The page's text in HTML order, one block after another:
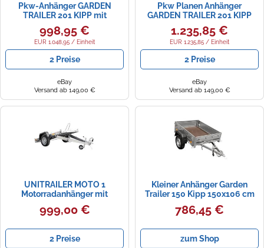
Pkw-Anhänger GARDEN
TRAILER 201 KIPP mit
Stützrad, Hochplane und
Hochspriegel
998,95 €
EUR 1.048,95 / Einheit
2 Preise
eBay
Versand ab 149,00 €
Pkw Planen Anhänger
GARDEN TRAILER 201 KIPP
mit Laubgitteraufsatz,
Stützrad, blauer Flachplane
und Planenträger
1.235,85 €
EUR 1.235,85 / Einheit
2 Preise
eBay
Versand ab 149,00 €
UNITRAILER MOTO 1
Motorradanhänger mit
Blattfedern
999,00 €
2 Preise
Kleiner Anhänger Garden
Trailer 150 Kipp 150x106 cm
750kg
786,45 €
zum Shop